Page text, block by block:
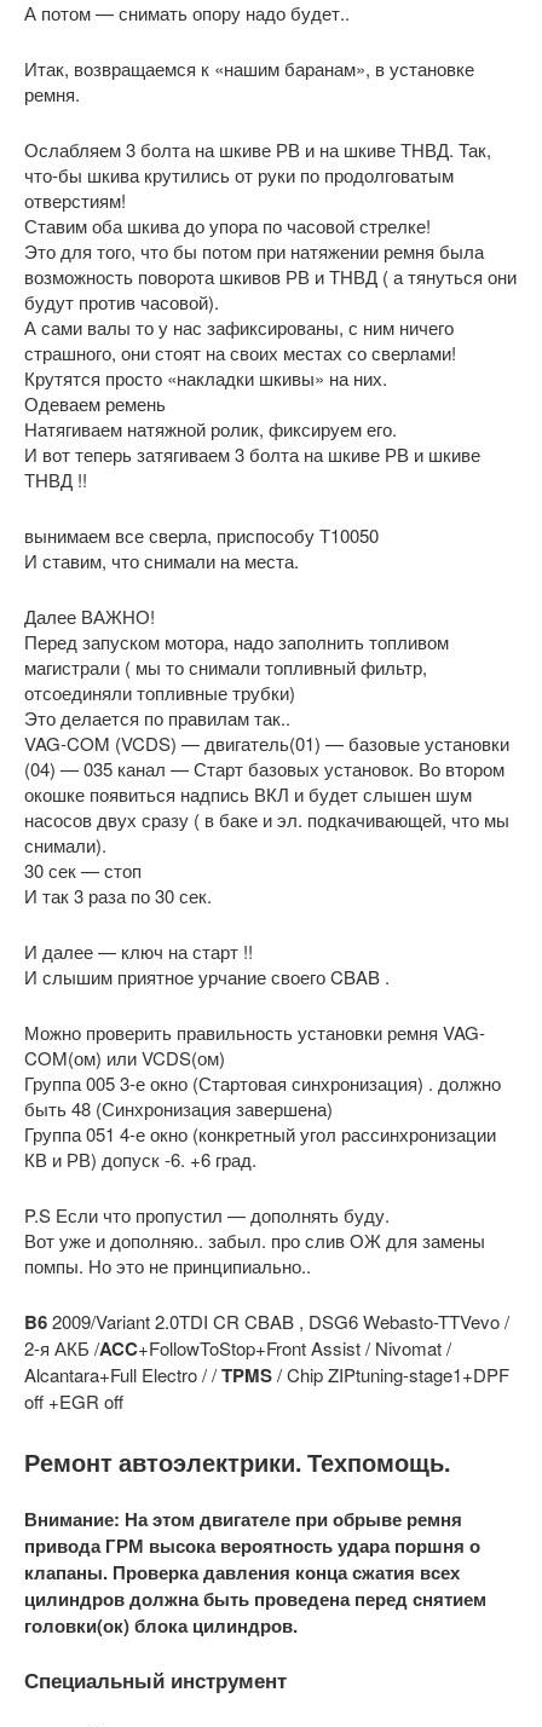
А потом — снимать опору надо будет..
Итак, возвращаемся к «нашим баранам», в установке
ремня.
Ослабляем 3 болта на шкиве РВ и на шкиве ТНВД. Так,
что-бы шкива крутились от руки по продолговатым
отверстиям!
Ставим оба шкива до упора по часовой стрелке!
Это для того, что бы потом при натяжении ремня была
возможность поворота шкивов РВ и ТНВД ( а тянуться они
будут против часовой).
А сами валы то у нас зафиксированы, с ним ничего
страшного, они стоят на своих местах со сверлами!
Крутятся просто «накладки шкивы» на них.
Одеваем ремень
Натягиваем натяжной ролик, фиксируем его.
И вот теперь затягиваем 3 болта на шкиве РВ и шкиве
ТНВД !!
вынимаем все сверла, приспособу Т10050
И ставим, что снимали на места.
Далее ВАЖНО!
Перед запуском мотора, надо заполнить топливом
магистрали ( мы то снимали топливный фильтр,
отсоединяли топливные трубки)
Это делается по правилам так..
VAG-COM (VCDS) — двигатель(01) — базовые установки
(04) — 035 канал — Старт базовых установок. Во втором
окошке появиться надпись ВКЛ и будет слышен шум
насосов двух сразу ( в баке и эл. подкачивающей, что мы
снимали).
30 сек — стоп
И так 3 раза по 30 сек.
И далее — ключ на старт !!
И слышим приятное урчание своего CBAB .
Можно проверить правильность установки ремня VAG-
COM(ом) или VCDS(ом)
Группа 005 3-е окно (Стартовая синхронизация) . должно
быть 48 (Синхронизация завершена)
Группа 051 4-е окно (конкретный угол рассинхронизации
КВ и РВ) допуск -6. +6 град.
P.S Если что пропустил — дополнять буду.
Вот уже и дополняю.. забыл. про слив ОЖ для замены
помпы. Но это не принципиально..
B62009/Variant 2.0TDI CR CBAB , DSG6 Webasto-TTVevo /
2-я АКБ /ACC+FollowToStop+Front Assist / Nivomat /
Alcantara+Full Electro / /TPMS/ Chip ZIPtuning-stage1+DPF
off +EGR off
Ремонт автоэлектрики. Техпомощь.
Внимание: На этом двигателе при обрыве ремня
привода ГРМ высока вероятность удара поршня о
клапаны. Проверка давления конца сжатия всех
цилиндров должна быть проведена перед снятием
головки(ок) блока цилиндров.
Специальный инструмент